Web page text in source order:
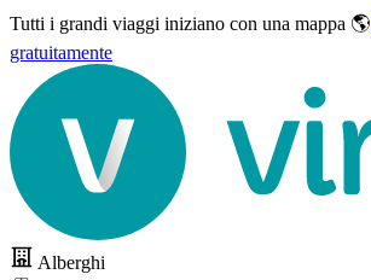
Tutti i grandi viaggi iniziano con una mappa 🌎
gratuitamente
Alberghi